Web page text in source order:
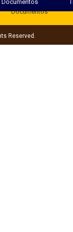
Documentos
Documentos
Reserved.